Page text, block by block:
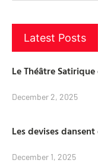
Latest Posts
Le Théâtre
December 2, 2025
Les devises
December 1, 2025